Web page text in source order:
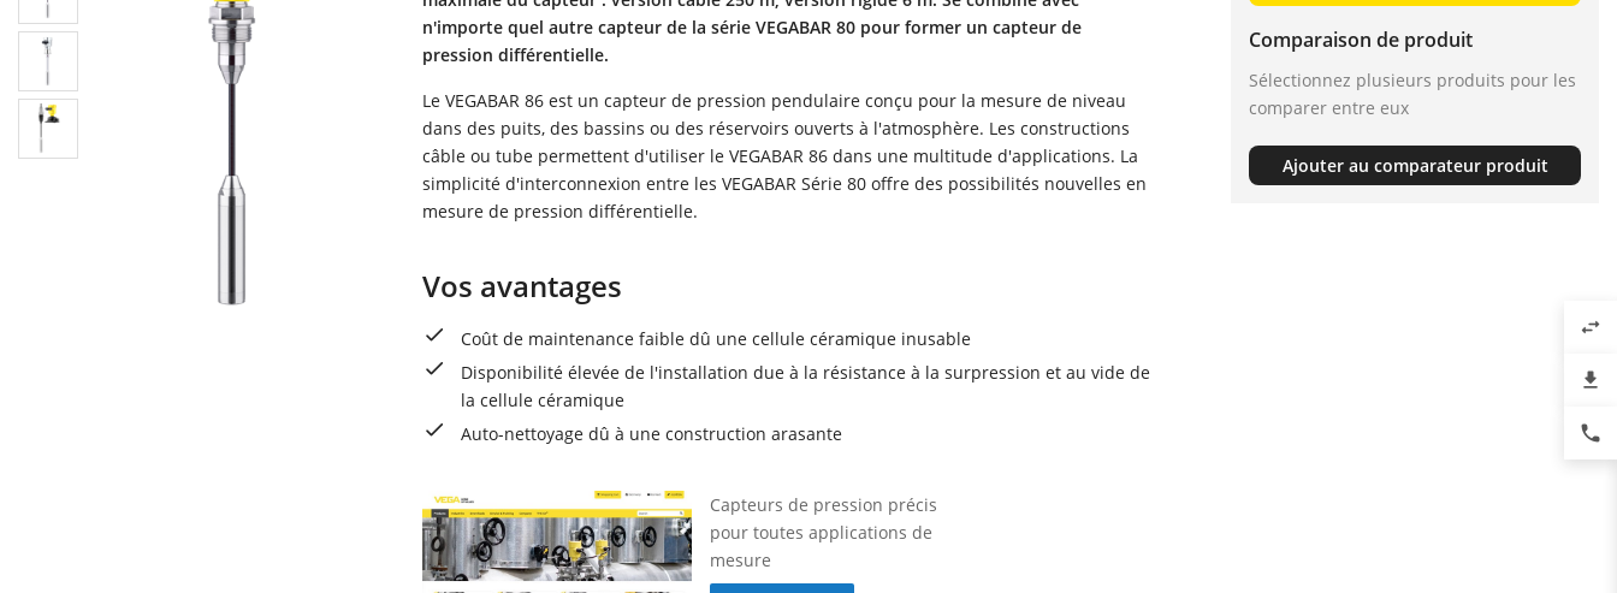
n'importe quel autre capteur de la série VEGABAR 80 pour former un capteur de
pression différentielle.
Le VEGABAR 86 est un capteur de pression pendulaire conçu pour la mesure de niveau
dans des puits, des bassins ou des réservoirs ouverts à l'atmosphère. Les constructions
câble ou tube permettent d'utiliser le VEGABAR 86 dans une multitude d'applications. La
simplicité d'interconnexion entre les VEGABAR Série 80 offre des possibilités nouvelles en
mesure de pression différentielle.
Vos avantages
Coût de maintenance faible dû une cellule céramique inusable
Disponibilité élevée de l'installation due à la résistance à la surpression et au vide de
la cellule céramique
Auto-nettoyage dû à une construction arasante
Capteurs de pression précis
pour toutes applications de
mesure
Comparaison de produit
Sélectionnez plusieurs produits pour les
comparer entre eux
Ajouter au comparateur produit
swap_horiz
file_download
phone